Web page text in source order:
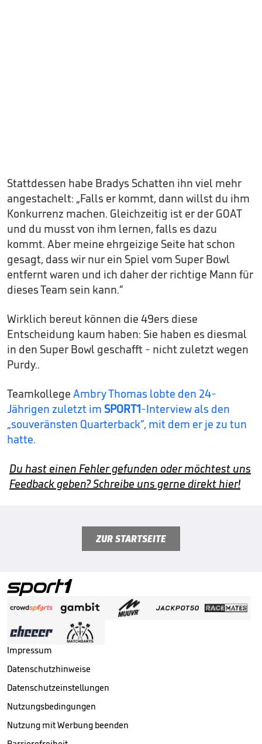
Stattdessen habe Bradys Schatten ihn viel mehr
angestachelt: „Falls er kommt, dann willst du ihm
Konkurrenz machen. Gleichzeitig ist er der GOAT
und du musst von ihm lernen, falls es dazu
kommt. Aber meine ehrgeizige Seite hat schon
gesagt, dass wir nur ein Spiel vom Super Bowl
entfernt waren und ich daher der richtige Mann für
dieses Team sein kann.“
Wirklich bereut können die 49ers diese
Entscheidung kaum haben: Sie haben es diesmal
in den Super Bowl geschafft - nicht zuletzt wegen
Purdy..
Teamkollege Ambry Thomas lobte den 24-
Jährigen zuletzt im SPORT1-Interview als den
„souveränsten Quarterback“, mit dem er je zu tun
hatte.
Du hast einen Fehler gefunden oder möchtest uns
Feedback geben? Schreibe uns gerne direkt hier!
ZUR STARTSEITE
Impressum
Datenschutzhinweise
Datenschutzeinstellungen
Nutzungsbedingungen
Nutzung mit Werbung beenden